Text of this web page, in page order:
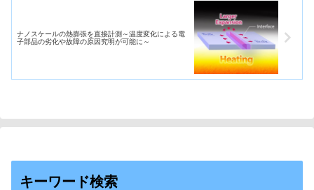
ナノスケールの熱膨張を直接計測～温度変化による電
子部品の劣化や故障の原因究明が可能に～
キーワード検索